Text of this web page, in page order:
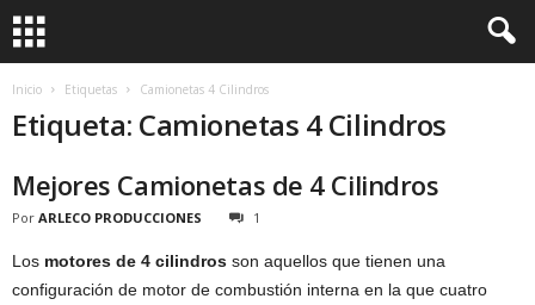
Inicio Etiquetas Camionetas 4 Cilindros
Etiqueta: Camionetas 4 Cilindros
Mejores Camionetas de 4 Cilindros
Por ARLECO PRODUCCIONES 1
Los motores de 4 cilindros son aquellos que tienen una
configuración de motor de combustión interna en la que cuatro